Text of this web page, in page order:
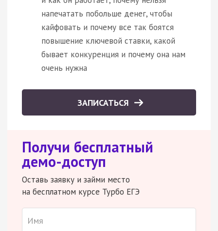
напечатать побольше денег, чтобы
кайфовать и почему все так боятся
повышение ключевой ставки, какой
бывает конкуренция и почему она нам
очень нужна
ЗАПИСАТЬСЯ
Получи бесплатный
демо-доступ
Оставь заявку и займи место
на бесплатном курсе Турбо ЕГЭ